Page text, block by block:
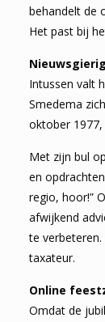
behandelt de
Het past bij
Intussen valt
Smedema
oktober
Met zijn bul
en
regio, hoor!”
afwijkend
te
taxateur.
Online
Omdat de